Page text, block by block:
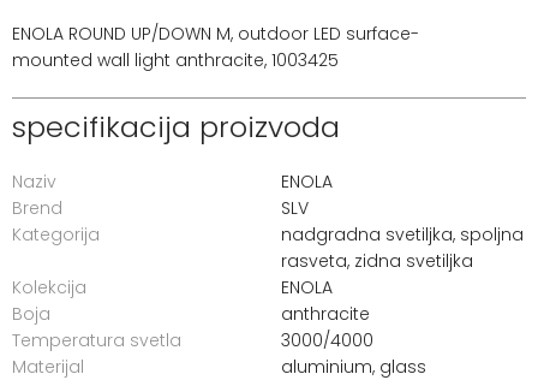
ENOLA ROUND UP/DOWN M, outdoor LED surface-
mounted wall light anthracite, 1003425
specifikacija proizvoda
Naziv
ENOLA
Brend
SLV
Kategorija
nadgradna svetiljka, spoljna
rasveta, zidna svetiljka
Kolekcija
ENOLA
Boja
anthracite
Temperatura svetla
3000/4000
Materijal
aluminium, glass